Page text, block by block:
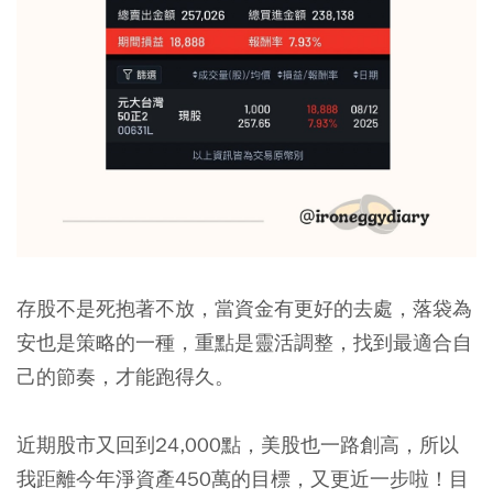
存股不是死抱著不放，當資金有更好的去處，落袋為
安也是策略的一種，重點是靈活調整，找到最適合自
己的節奏，才能跑得久。
近期股市又回到24,000點，美股也一路創高，所以
我距離今年淨資產450萬的目標，又更近一步啦！目